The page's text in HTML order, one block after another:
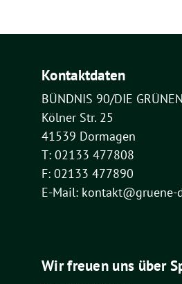
Kontaktdaten
BÜNDNIS 90/DIE
Kölner Str. 25
41539 Dormagen
T: 02133 477808
F: 02133 477890
E-Mail: kontakt@gruene-
Wir freuen uns über